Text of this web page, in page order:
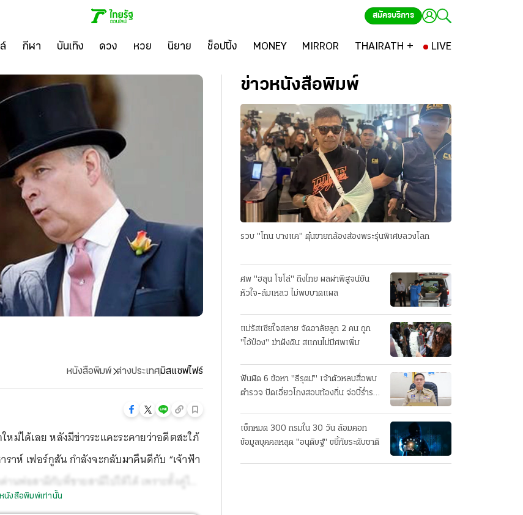
สมัครบริการ
กีฬา บันเทิง ดวง หวย นิยาย ช็อปปิ้ง MONEY MIRROR THAIRATH + LIVE
หนังสือพิมพ์ ต่างประเทศมิสแซฟไฟร์
ม่ได้เลย หลังมีข่าวระแคะระคายว่าอดีตสะใภ้
าห์ เฟอร์กูสัน กำลังจะกลับมาคืนดีกับ “เจ้าฟ้า
พ่อสามีกับพี่ชายสามีไปให้ได้ เพราะทั้งคู่ไม่
นังสือพิมพ์เท่านั้น
ข่าวหนังสือพิมพ์
รวบ "โทน บางแค" ตุ๋นขายกล้องส่องพระรุ่นพิเศษลวงโลก
ศพ "ฮลุน โซโล่" ถึงไทย ผลผ่าพิสูจน์ยัน
หัวใจ-ล้มเหลว ไม่พบบาดแผล
แม่รัสเซียใจสลาย จัดอาลัยลูก 2 คน ถูก
"ไอ้ป๋อง" ฆ่าฝังดิน สแกนไม่มีศพเพิ่ม
ฟันผิด 6 ข้อหา "ธีรุตม์" เจ้าตัวหลบสื่อพบ
ตำรวจ ปัดเอี่ยวโกงสอบท้องถิ่น จ่อบี้รํ่ารวย
เช็กหมด 300 กรมใน 30 วัน ล้อมคอก
ข้อมูลบุคคลหลุด "อนุดิษฐ์" ขยี้ภัยระดับชาติ